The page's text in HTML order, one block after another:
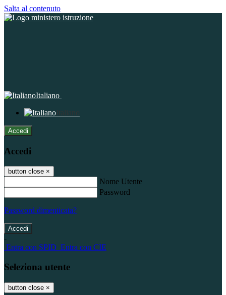
Salta al contenuto
Italiano
Italiano
Accedi
Accedi
button close ×
Nome Utente
Password
Password dimenticata?
-
Entra con SPID Entra con CIE
Seleziona utente
button close ×